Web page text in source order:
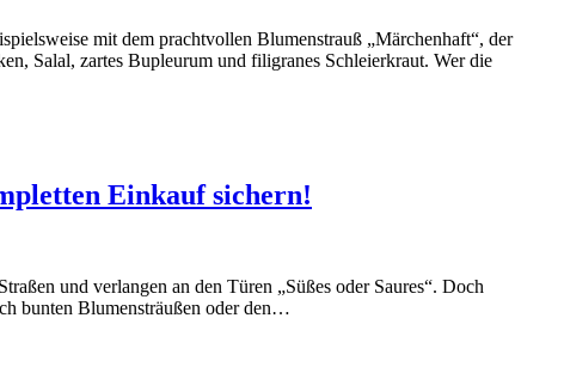
mit dem prachtvollen Blumenstrauß „Märchenhaft“, der
Salal, zartes Bupleurum und filigranes Schleierkraut. Wer die
Einkauf sichern!
und verlangen an den Türen „Süßes oder Saures“. Doch
bunten Blumensträußen oder den…